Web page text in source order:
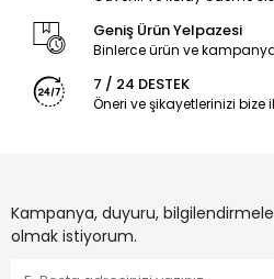
Geniş Ürün Yelpazesi
Binlerce ürün ve
7 / 24 DESTEK
Öneri ve şikayetlerinizi bize
Kampanya, duyuru,
olmak istiyorum.